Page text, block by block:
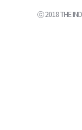
ⓒ 2018 THE